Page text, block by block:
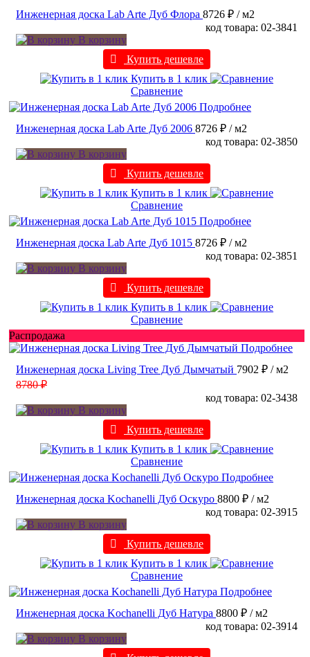
Инженерная доска Lab Arte Дуб Флора 8726 ₽ / м2
код товара: 02-3841
В корзину
Купить дешевле
Купить в 1 клик
Сравнение
Подробнее
Инженерная доска Lab Arte Дуб 2006 8726 ₽ / м2
код товара: 02-3850
В корзину
Купить дешевле
Купить в 1 клик
Сравнение
Подробнее
Инженерная доска Lab Arte Дуб 1015 8726 ₽ / м2
код товара: 02-3851
В корзину
Купить дешевле
Купить в 1 клик
Сравнение
Распродажа
Подробнее
Инженерная доска Living Tree Дуб Дымчатый 7902 ₽ / м2
8780 ₽
код товара: 02-3438
В корзину
Купить дешевле
Купить в 1 клик
Сравнение
Подробнее
Инженерная доска Kochanelli Дуб Оскуро 8800 ₽ / м2
код товара: 02-3915
В корзину
Купить дешевле
Купить в 1 клик
Сравнение
Подробнее
Инженерная доска Kochanelli Дуб Натура 8800 ₽ / м2
код товара: 02-3914
В корзину